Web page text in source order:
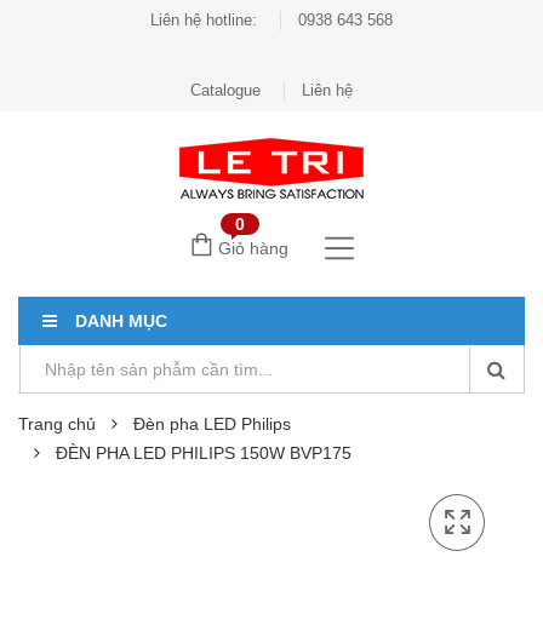
Liên hệ hotline: 0938 643 568
Catalogue Liên hệ
0
Giỏ hàng
DANH MỤC
Trang chủ
Đèn pha LED Philips
ĐÈN PHA LED PHILIPS 150W BVP175